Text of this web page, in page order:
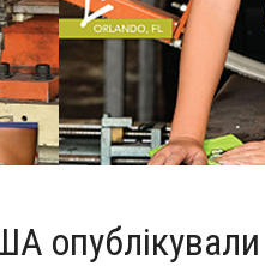
опублікували